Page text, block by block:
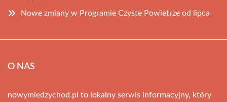
Nowe zmiany w Programie Czyste Powietrze od lipca
O NAS
nowymiedzychod.pl to lokalny serwis informacyjny, który